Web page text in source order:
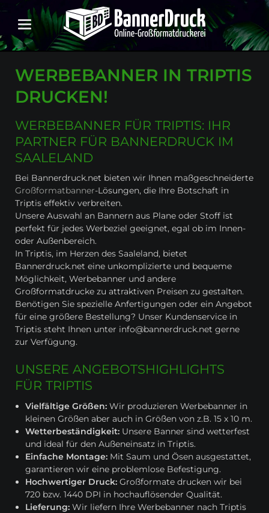
WERBEBANNER IN TRIPTIS
DRUCKEN!
WERBEBANNER FÜR TRIPTIS: IHR
PARTNER FÜR BANNERDRUCK IM
SAALELAND
Bei Bannerdruck.net bieten wir Ihnen maßgeschneiderte
Großformatbanner-Lösungen, die Ihre Botschaft in
Triptis effektiv verbreiten.
Unsere Auswahl an Bannern aus Plane oder Stoff ist
perfekt für jedes Werbeziel geeignet, egal ob im Innen-
oder Außenbereich.
In Triptis, im Herzen des Saaleland, bietet
Bannerdruck.net eine unkomplizierte und bequeme
Möglichkeit, Werbebanner und andere
Großformatdrucke zu attraktiven Preisen zu gestalten.
Benötigen Sie spezielle Anfertigungen oder ein Angebot
für eine größere Bestellung? Unser Kundenservice in
Triptis steht Ihnen unter info@bannerdruck.net gerne
zur Verfügung.
UNSERE ANGEBOTSHIGHLIGHTS
FÜR TRIPTIS
Vielfältige Größen:Wir produzieren Werbebanner in
kleinen Größen aber auch in Größen von z.B. 15 x 10 m.
Wetterbeständigkeit: Unsere Banner sind wetterfest
und ideal für den Außeneinsatz in Triptis.
Einfache Montage: Mit Saum und Ösen ausgestattet,
garantieren wir eine problemlose Befestigung.
Hochwertiger Druck:Großformate drucken wir bei
720 bzw. 1440 DPI in hochauflösender Qualität.
Lieferung:Wir liefern Ihre Werbebanner nach Triptis